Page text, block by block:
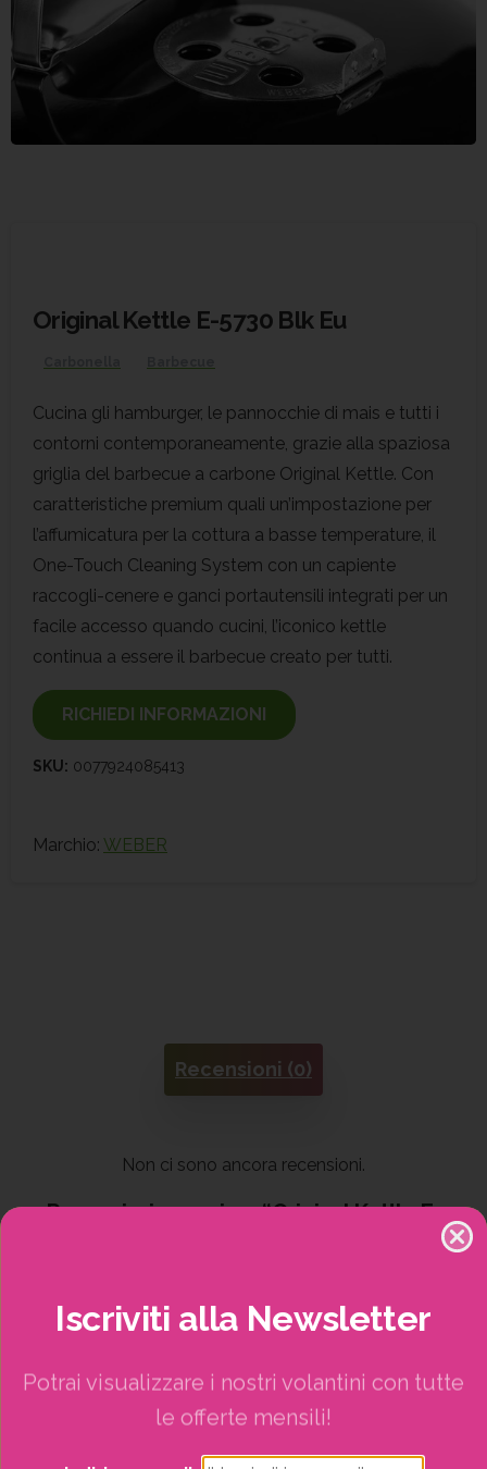
Original Kettle E-5730 Blk Eu
Cucina gli hamburger, le pannocchie di mais e tutti i
contorni contemporaneamente, grazie alla spaziosa
griglia del barbecue a carbone Original Kettle. Con
caratteristiche premium quali un’impostazione per
l’affumicatura per la cottura a basse temperature, il
One-Touch Cleaning System con un capiente
raccogli-cenere e ganci portautensili integrati per un
facile accesso quando cucini, l’iconico kettle
continua a essere il barbecue creato per tutti.
RICHIEDI INFORMAZIONI
SKU: 0077924085413
Marchio: WEBER
Recensioni (0)
Non ci sono ancora recensioni.
Recensisci per primo “Original Kettle E-
Iscriviti alla Newsletter
Potrai visualizzare i nostri volantini con tutte
le offerte mensili!